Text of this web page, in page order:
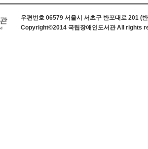
우편번호 06579 서울시 서초구 반포대로 201 (
Copyright©2014 국립장애인도서관 All rights